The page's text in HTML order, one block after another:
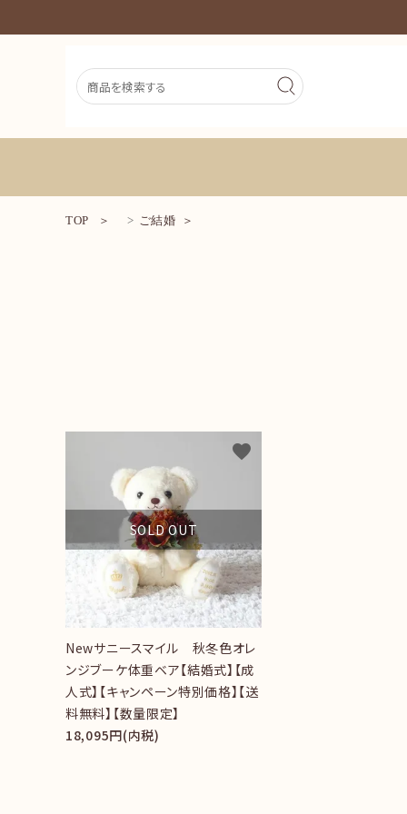
INFORMATION
TOP ご結婚
SOLD OUT
Newサニースマイル 秋冬色オレ
ンジブーケ体重ベア【結婚式】【成
人式】【キャンペーン特別価格】【送
料無料】【数量限定】
18,095円(内税)
favorite